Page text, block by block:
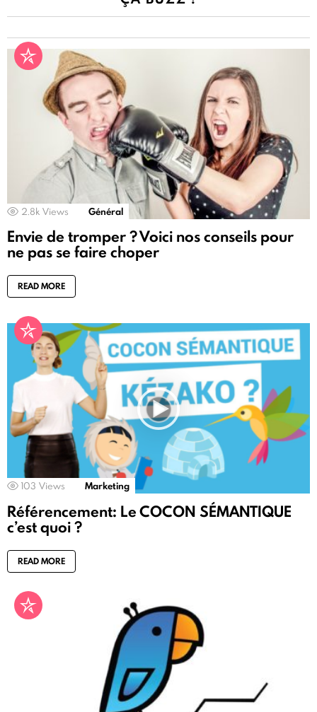
2.8k Views Général
Envie de tromper ? Voici nos conseils pour
ne pas se faire choper
READ MORE
103 Views Marketing
Référencement: Le COCON SÉMANTIQUE
c’est quoi ?
READ MORE